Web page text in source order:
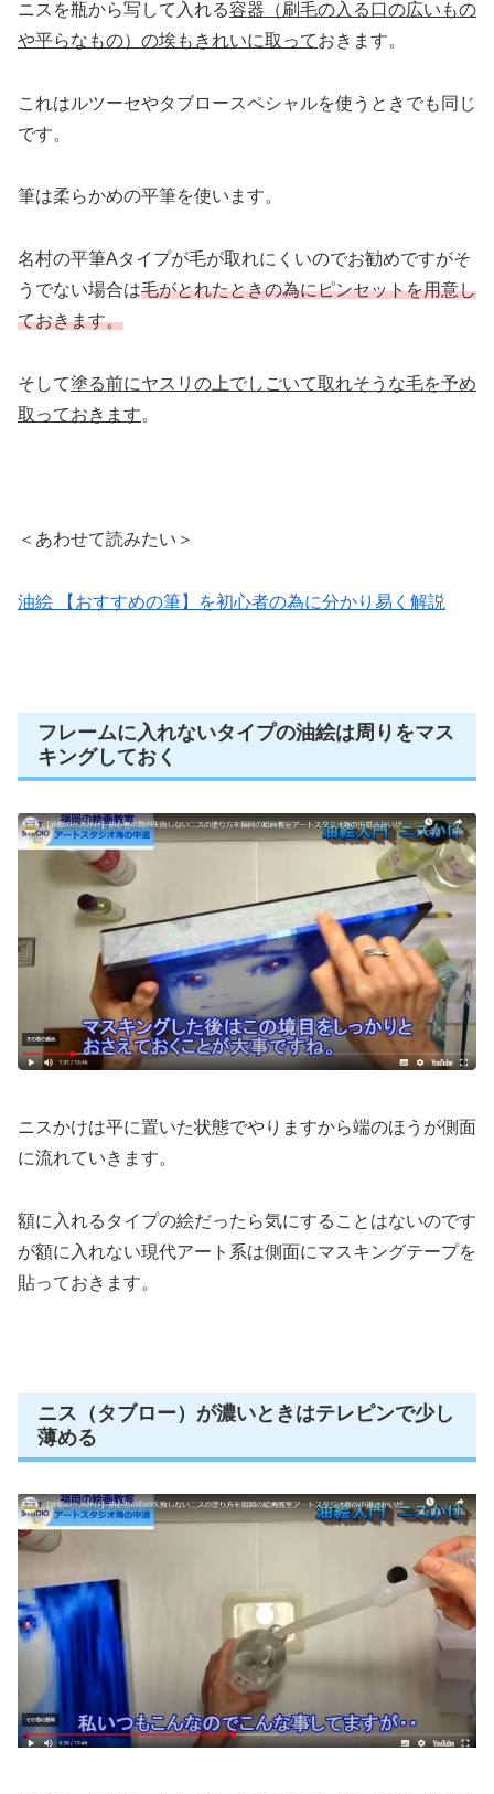
ニスを瓶から写して入れる容器（刷毛の入る口の広いもの
や平らなもの）の埃もきれいに取っておきます。
これはルツーセやタブロースペシャルを使うときでも同じ
です。
筆は柔らかめの平筆を使います。
名村の平筆Aタイプが毛が取れにくいのでお勧めですがそ
うでない場合は毛がとれたときの為にピンセットを用意し
ておきます。
そして塗る前にヤスリの上でしごいて取れそうな毛を予め
取っておきます。
＜あわせて読みたい＞
油絵 【おすすめの筆】を初心者の為に分かり易く解説
フレームに入れないタイプの油絵は周りをマス
キングしておく
ニスかけは平に置いた状態でやりますから端のほうが側面
に流れていきます。
額に入れるタイプの絵だったら気にすることはないのです
が額に入れない現代アート系は側面にマスキングテープを
貼っておきます。
ニス（タブロー）が濃いときはテレピンで少し
薄める